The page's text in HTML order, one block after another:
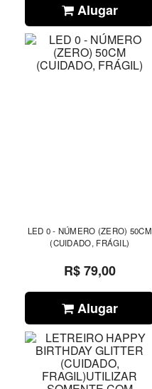
Alugar
LED 0 - NÚMERO (ZERO) 50CM
(CUIDADO, FRÁGIL)
R$ 79,00
Alugar